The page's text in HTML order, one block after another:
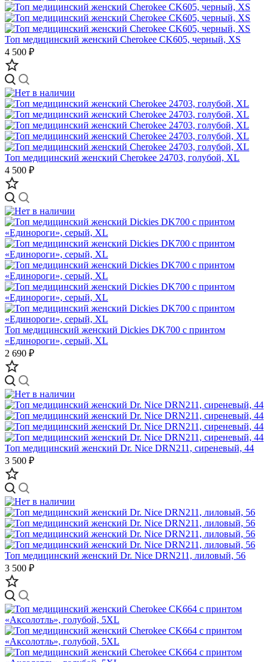
Топ медицинский женский Cherokee CK605, черный, XS
4 500 ₽
Топ медицинский женский Cherokee 24703, голубой, XL
4 500 ₽
Топ медицинский женский Dickies DK700 с принтом
«Единороги», серый, XL
2 690 ₽
Топ медицинский женский Dr. Nice DRN211, сиреневый, 44
3 500 ₽
Топ медицинский женский Dr. Nice DRN211, лиловый, 56
3 500 ₽